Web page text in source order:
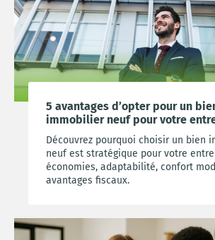
5 avantages d’opter pour un
immobilier neuf pour votre
Découvrez pourquoi choisir un bien
neuf est stratégique pour votre
économies, adaptabilité, confort
avantages fiscaux.